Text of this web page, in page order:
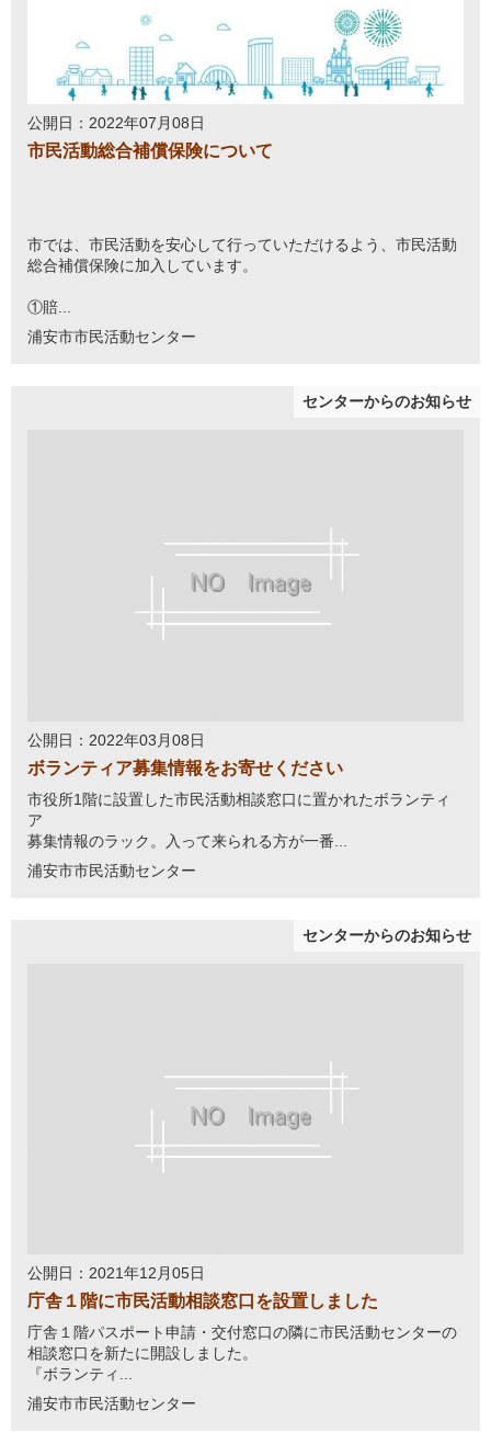
公開日：2022年07月08日
市民活動総合補償保険について
市では、市民活動を安心して行っていただけるよう、市民活動
総合補償保険に加入しています。
①賠...
浦安市市民活動センター
センターからのお知らせ
公開日：2022年03月08日
ボランティア募集情報をお寄せください
市役所1階に設置した市民活動相談窓口に置かれたボランティ
ア
募集情報のラック。入って来られる方が一番...
浦安市市民活動センター
センターからのお知らせ
公開日：2021年12月05日
庁舎１階に市民活動相談窓口を設置しました
庁舎１階パスポート申請・交付窓口の隣に市民活動センターの
相談窓口を新たに開設しました。
『ボランティ...
浦安市市民活動センター